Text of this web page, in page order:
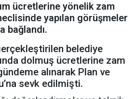
ücretlerine yönelik zam
yapılan görüşmeler
bağlandı.
belediye
dolmuş ücretlerine zam
alınarak Plan ve
sevk edilmişti.